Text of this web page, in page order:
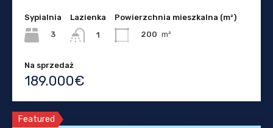
Sypialnia
3
Lazienka
1
Powierzchnia mieszkalna (m²)
200 m²
Na sprzedaż
189.000€
Featured